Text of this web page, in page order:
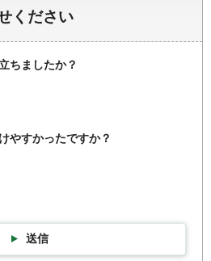
ください
ちましたか？
やすかったですか？
送信